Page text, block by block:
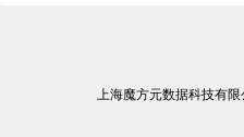
上海魔方元数据科技有限